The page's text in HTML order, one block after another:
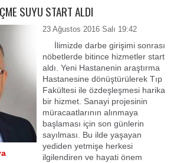
SUYU START ALDI
23 Ağustos 2016 Salı 19:42
İlimizde darbe girişimi sonrası
nöbetlerde bitince hizmetler start
aldı. Yeni Hastanenin araştırma
Hastanesine dönüştürülerek Tıp
Fakültesi ile özdeşleşmesi harika
bir hizmet. Sanayi projesinin
müracaatlarının alınmaya
başlaması için son günlerin
sayılması. Bu ilde yaşayan
yediden yetmişe herkesi
ilgilendiren ve hayati önem